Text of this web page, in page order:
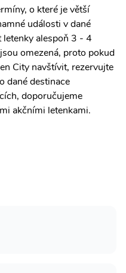
o které je větší
události v dané
alespoň 3 - 4
omezená, proto pokud
City navštívit, rezervujte
dané destinace
doporučujeme
akčními letenkami.